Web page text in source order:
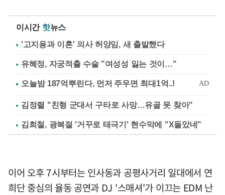
이시간 핫뉴스
'고지용과 이혼' 의사 허양임, 새 출발했다
유혜정, 자궁적출 수술 "여성성 잃는 것이…"
김정렬 "친형 군대서 구타로 사망…유골 못 찾아"
김희철, 광복절 '거꾸로 태극기' 현수막에 "X돌았네"
이어 오후 7시부터는 인사동과 공평사거리 일대에서 연
희단 중심의 율동 공연과 DJ '스매셔'가 이끄는 EDM 난